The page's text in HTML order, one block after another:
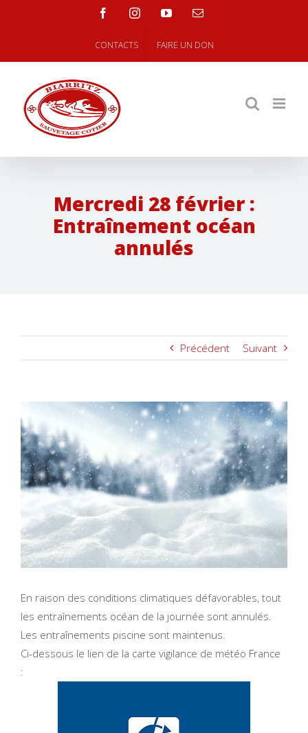
facebookinstagramyoutubeEmail
CONTACTS FAIRE UN DON
Mercredi 28 février :
Entraînement océan
annulés
Précédent Suivant
l'image
agrandie
En raison des conditions climatiques défavorables, tout
les entraînements océan de la journée sont annulés.
Les entraînements piscine sont maintenus.
Ci-dessous le lien de la carte vigilance de météo France
: